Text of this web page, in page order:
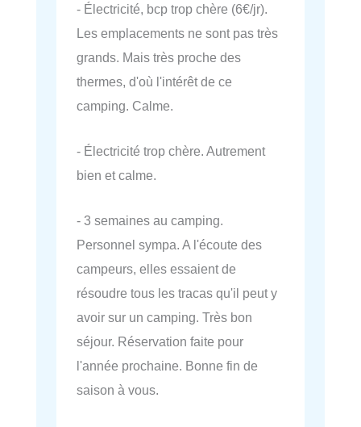
- Électricité, bcp trop chère (6€/jr).
Les emplacements ne sont pas très
grands. Mais très proche des
thermes, d'où l'intérêt de ce
camping. Calme.
- Électricité trop chère. Autrement
bien et calme.
- 3 semaines au camping.
Personnel sympa. A l'écoute des
campeurs, elles essaient de
résoudre tous les tracas qu'il peut y
avoir sur un camping. Très bon
séjour. Réservation faite pour
l'année prochaine. Bonne fin de
saison à vous.